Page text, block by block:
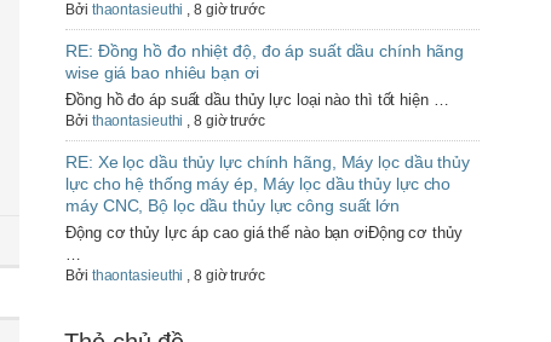
Bởi thaontasieuthi ,8 giờ trước
RE: Đồng hồ đo nhiệt độ, đo áp suất dầu chính hãng
wise giá bao nhiêu bạn ơi
Đồng hồ đo áp suất dầu thủy lực loại nào thì tốt hiện …
Bởi thaontasieuthi ,8 giờ trước
RE: Xe lọc dầu thủy lực chính hãng, Máy lọc dầu thủy
lực cho hệ thống máy ép, Máy lọc dầu thủy lực cho
máy CNC, Bộ lọc dầu thủy lực công suất lớn
Động cơ thủy lực áp cao giá thế nào bạn ơiĐộng cơ thủy
…
Bởi thaontasieuthi ,8 giờ trước